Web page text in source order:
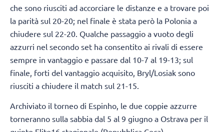
che sono riusciti ad accorciare le distanze e a trovare poi
la parità sul 20-20; nel finale è stata però la Polonia a
chiudere sul 22-20. Qualche passaggio a vuoto degli
azzurri nel secondo set ha consentito ai rivali di essere
sempre in vantaggio e passare dal 10-7 al 19-13; sul
finale, forti del vantaggio acquisito, Bryl/Losiak sono
riusciti a chiudere il match sul 21-15.
Archiviato il torneo di Espinho, le due coppie azzurre
torneranno sulla sabbia dal 5 al 9 giugno a Ostrava per il